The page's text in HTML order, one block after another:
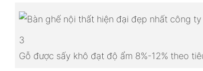
3
Gỗ được sấy khô đạt độ ẩm 8%-12% theo